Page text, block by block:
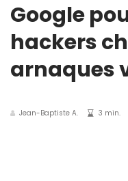
Google
hackers
arnaques
Jean-Baptiste A. 3 min.